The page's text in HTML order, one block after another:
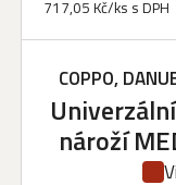
717,05 Kč/ks s DPH
COPPO,
nároží